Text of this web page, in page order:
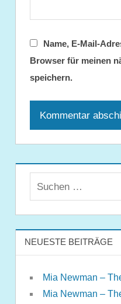
Name, E-Mail-
Browser für meinen
speichern.
NEUESTE BEITRÄGE
Mia Newman –
Mia Newman –